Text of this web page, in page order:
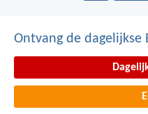
Ontvang de dagelijkse